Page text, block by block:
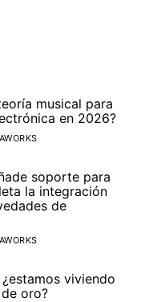
musical para
en 2026?
soporte para
la integración
de
viviendo
oro?